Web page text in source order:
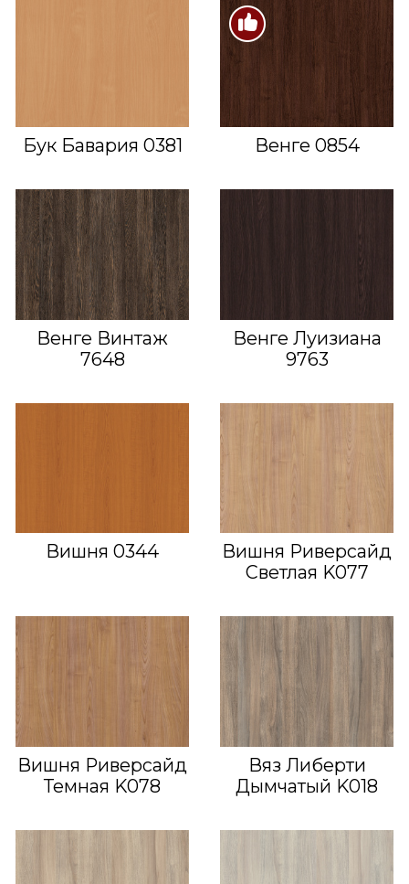
Бук Бавария 0381 Венге 0854
Венге Винтаж
7648
Венге Луизиана
9763
Вишня 0344
Вишня Риверсайд
Светлая K077
Вишня Риверсайд
Темная K078
Вяз Либерти
Дымчатый K018